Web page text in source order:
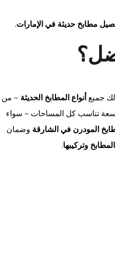
مطابخ حديثة في الإمارات.
جميع أنواع المطابخ الحديثة – من
تناسب كل المساحات – سواء
المودرن في الشارقة وضمان
وتركيبها.